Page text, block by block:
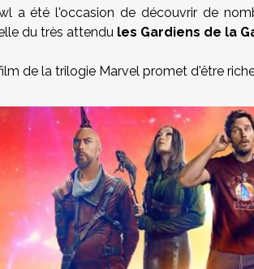
a été l'occasion de découvrir de
du très attendu les Gardiens de la
de la trilogie Marvel promet d'être